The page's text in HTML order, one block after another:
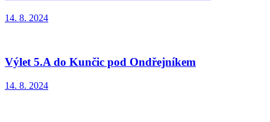
14. 8. 2024
Výlet 5.A do Kunčic pod Ondřejníkem
14. 8. 2024